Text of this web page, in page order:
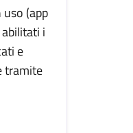
(app
abilitati i
e
tramite